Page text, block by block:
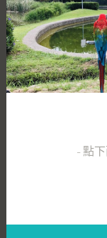
跳
至
內
容
區
點